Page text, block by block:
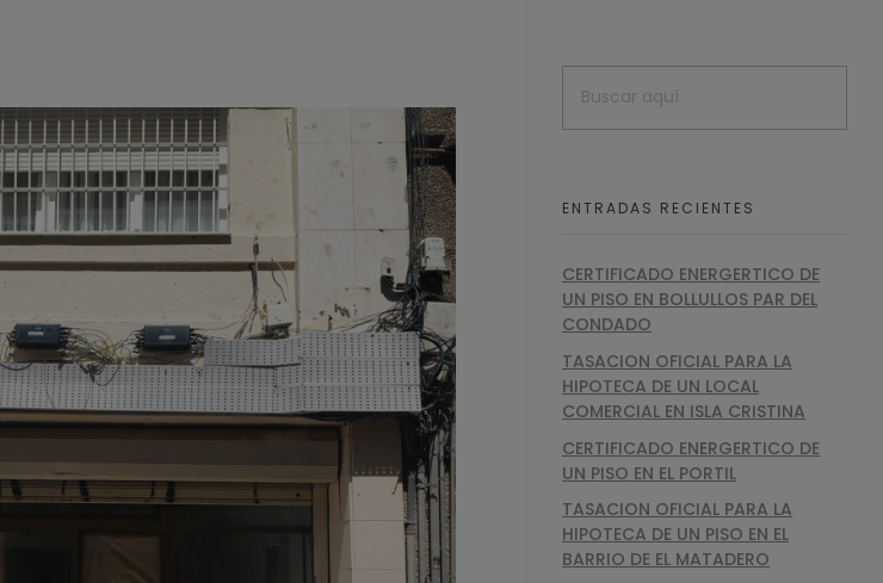
ENTRADAS RECIENTES
CERTIFICADO ENERGERTICO DE
UN PISO EN BOLLULLOS PAR DEL
CONDADO
TASACION OFICIAL PARA LA
HIPOTECA DE UN LOCAL
COMERCIAL EN ISLA CRISTINA
CERTIFICADO ENERGERTICO DE
UN PISO EN EL PORTIL
TASACION OFICIAL PARA LA
HIPOTECA DE UN PISO EN EL
BARRIO DE EL MATADERO